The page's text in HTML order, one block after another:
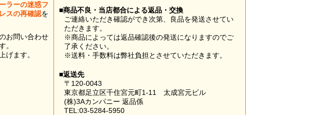
ラーの迷惑フ
スの再確認を
お問い合わせ
。
げます。
■商品不良・当店都合による返品・交換
ご連絡いただき確認ができ次第、良品を発送させてい
ただきます。
※商品によっては返品確認後の発送になりますのでご
了承ください。
※送料・手数料は弊社負担とさせていただきます。
■返送先
〒120-0043
東京都足立区千住宮元町1-11 太成宮元ビル
(株)3Aカンパニー 返品係
TEL:03-5284-5950